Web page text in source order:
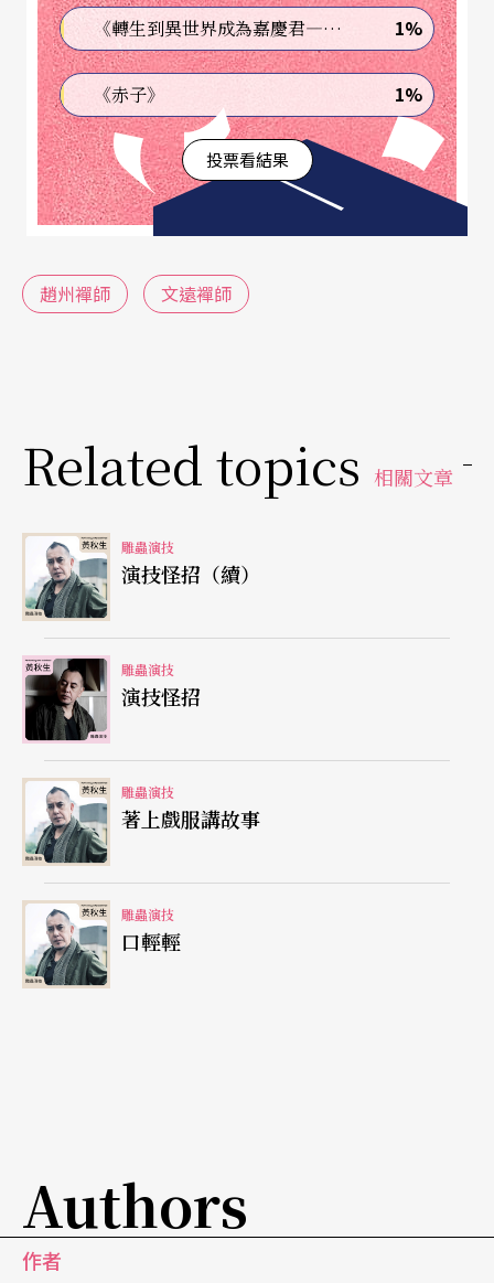
事。他沉吟了一會，便說：我有一方法，不知你敢
不敢？我說：講來聽聽。
方法是這樣的：首先，和他們見面時我要戴上眼
鏡，把我銳利的眼神減少。第二，進去時找一張比
較矮的椅子坐，因為我身型比他們高大，太有攻擊
時機叫他們自己讀出來。第四，這是最絕的一招，
裝中暑，回家和明仔吃火鍋。
好了，事情暫時解決，但我也要做出讓步，這戲以
後怎樣演下去呢？明仔說：我教你「化屎大法」
——把自己化成一坨屎，種出很漂亮的花。這令我
想起趙州襌師和文遠襌師的比賽，兩人比賽下賤。
趙州說：我是一頭驢子。文遠說：我是驢子屁股。
趙州：我是屁股裡的大便。文遠：我是大便裡的蛆
蟲。趙州：你這個蛆蟲在大便裡做什麼？文遠：我
在大便裡乘涼。
在最困頓最爛的文本中，也可以活得漂亮，演得精
采，這已是把藝術提升至禪悟的境界。至於如何具
體實行？明仔說：一分不放！我花了10年的努力，
才得出個境界來。
《轉生到異世界成為嘉慶君—發現我的祖先是詐騙集團!?》 1%
《赤子》 1%
投票看結果
趙州襌師 文遠襌師
Related topics 相關文章
雕蟲演技
演技怪招（續）
雕蟲演技
演技怪招
雕蟲演技
著上戲服講故事
雕蟲演技
口輕輕
Authors
作者